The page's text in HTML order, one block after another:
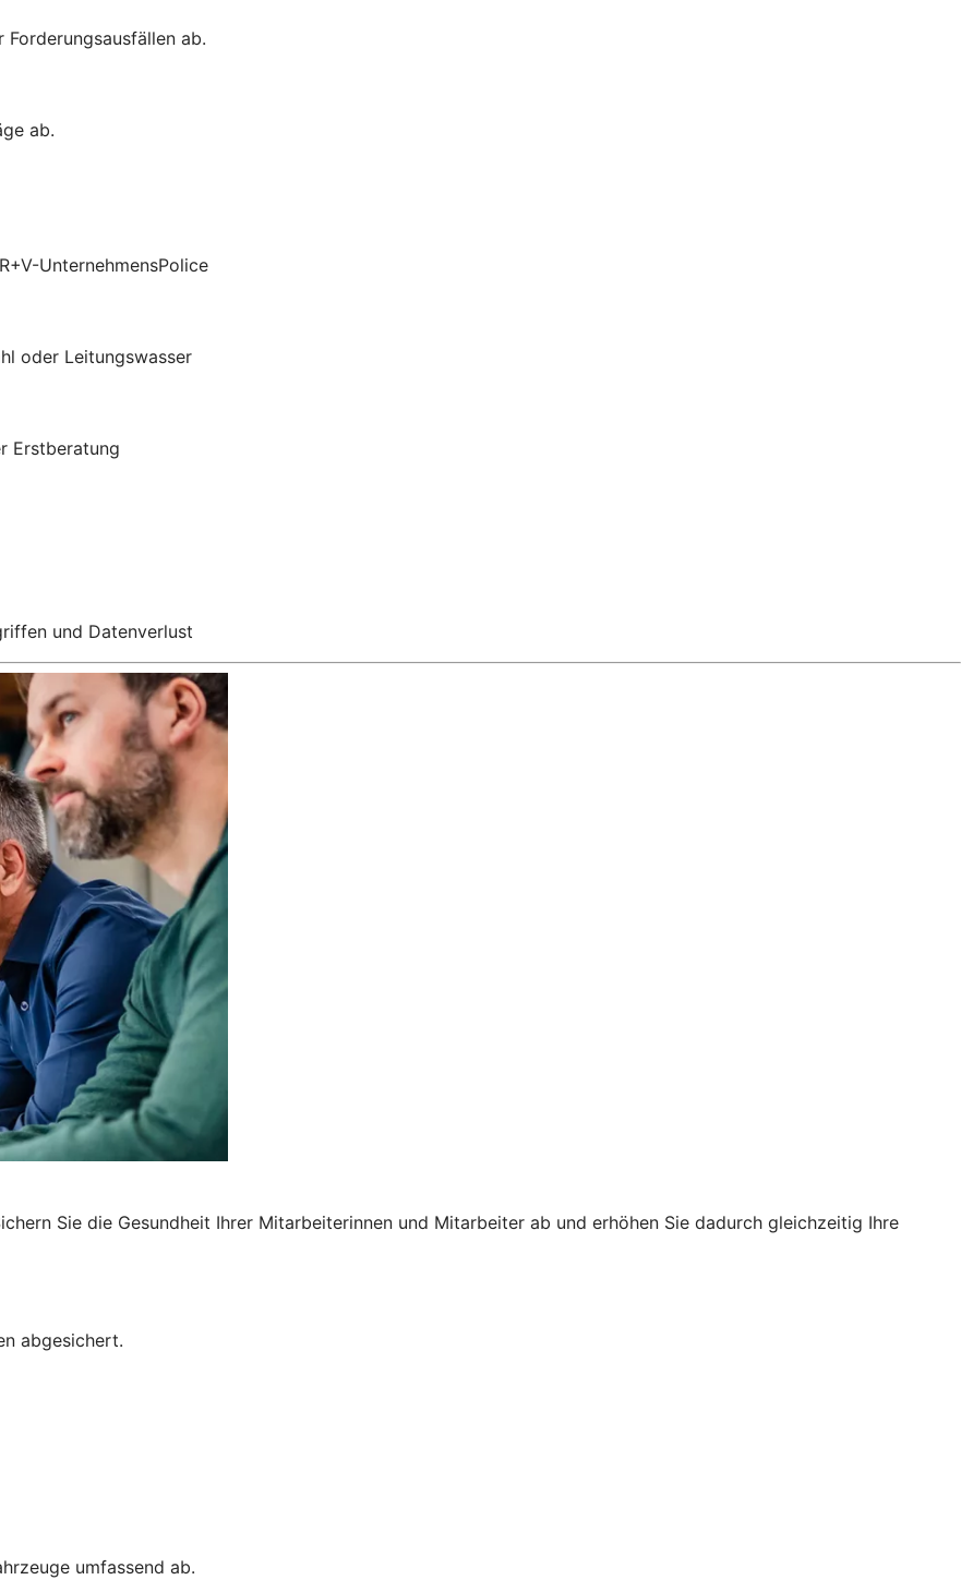
ab.
ab.
UnternehmensPolice
oder Leitungswasser
Erstberatung
und Datenverlust
Sie die Gesundheit Ihrer Mitarbeiterinnen und Mitarbeiter ab und erhöhen Sie dadurch gleichzeitig Ihre
abgesichert.
umfassend ab.